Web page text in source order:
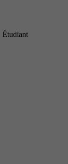
Étudiant